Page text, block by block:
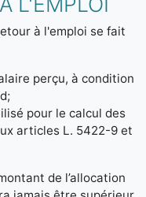
à l'emploi se fait
perçu, à condition
pour le calcul des
articles L. 5422-9 et
de l’allocation